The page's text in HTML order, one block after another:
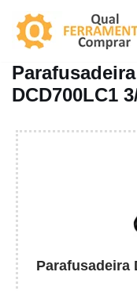
Pular
o
conteúdo
DCD700LC1
Parafusadeira